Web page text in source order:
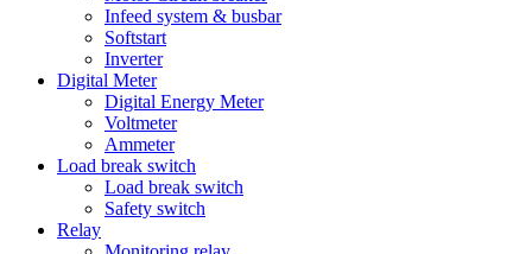
Infeed system & busbar
Softstart
Inverter
Digital Meter
Digital Energy Meter
Voltmeter
Ammeter
Load break switch
Load break switch
Safety switch
Relay